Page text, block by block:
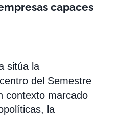
capaces
sitúa la
del Semestre
contexto marcado
la